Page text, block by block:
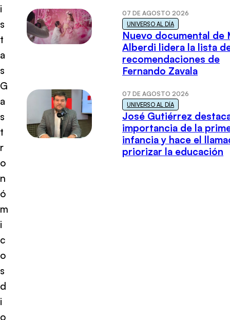
i
s
t
a
s
G
a
s
t
r
o
n
ó
m
i
c
o
s
d
i
o
07 DE AGOSTO 2026
UNIVERSO AL DÍA
Nuevo documental de
Alberdi lidera la lista
recomendaciones de
Fernando Zavala
07 DE AGOSTO 2026
UNIVERSO AL DÍA
José Gutiérrez
importancia de la
infancia y hace el
priorizar la educación